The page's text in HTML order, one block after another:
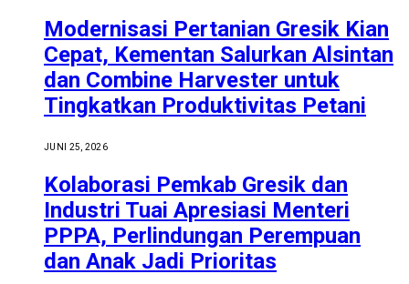
Modernisasi Pertanian Gresik Kian
Cepat, Kementan Salurkan Alsintan
dan Combine Harvester untuk
Tingkatkan Produktivitas Petani
JUNI 25, 2026
Kolaborasi Pemkab Gresik dan
Industri Tuai Apresiasi Menteri
PPPA, Perlindungan Perempuan
dan Anak Jadi Prioritas